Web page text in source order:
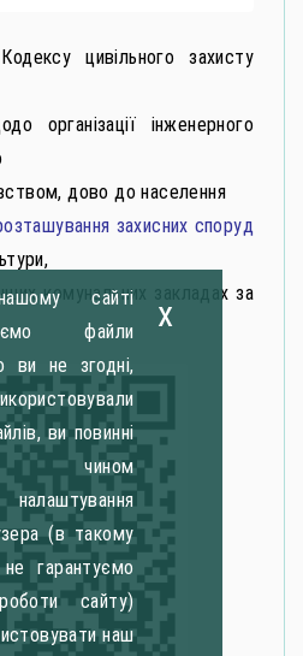
цивільного захисту
організації інженерного
дово до населення
захисних споруд
комунальних закладах за
сайті
файли
ви не згодні,
ви повинні
чином
(в такому
гарантуємо
сайту)
наш
x